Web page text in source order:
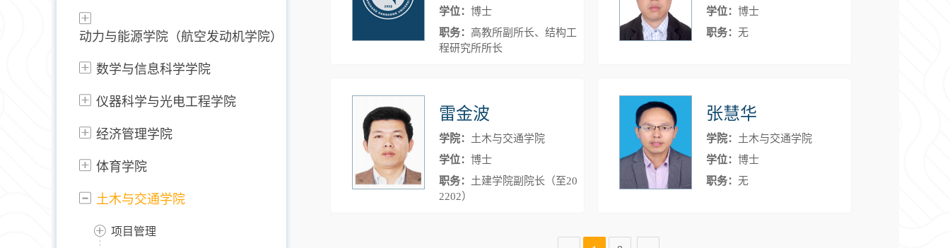
动力与能源学院（航空发动机学院）
数学与信息科学学院
仪器科学与光电工程学院
经济管理学院
体育学院
土木与交通学院
项目管理
学位： 博士
职务：
高教所副所长、结构工
程研究所所长
学位： 博士
职务： 无
雷金波
学院： 土木与交通学院
学位： 博士
职务：
土建学院副院长（至20
2202）
张慧华
学院： 土木与交通学院
学位： 博士
职务： 无